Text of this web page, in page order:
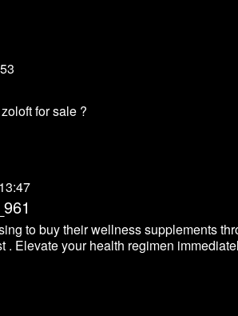
for sale ?
to buy their wellness supplements
Elevate your health regimen